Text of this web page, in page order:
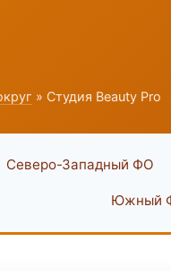
» Студия Beauty Pro
Северо-Западный ФО
Южный